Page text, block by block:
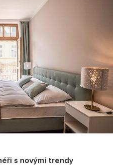
s novými trendy